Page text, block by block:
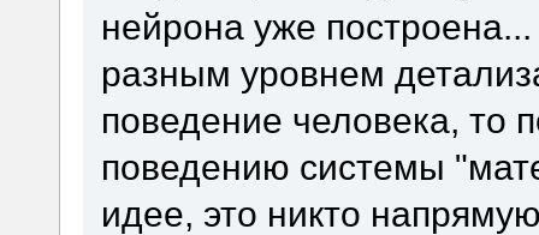
нейрона уже
разным уровнем
поведение человека, то
поведению системы
идее, это никто